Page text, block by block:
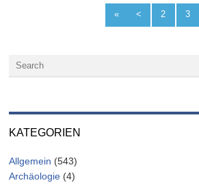
« < 2 3
KATEGORIEN
Allgemein (543)
Archäologie (4)